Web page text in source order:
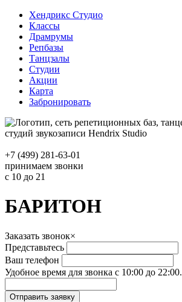
Хендрикс Студио
Классы
Драмрумы
Репбазы
Танцзалы
Студии
Акции
Карта
Забронировать
+7 (499) 281-63-01
принимаем звонки
с 10 до 21
БАРИТОН
Заказать звонок×
Представьтесь
Ваш телефон
Удобное время для звонка с 10:00 до 22:00.